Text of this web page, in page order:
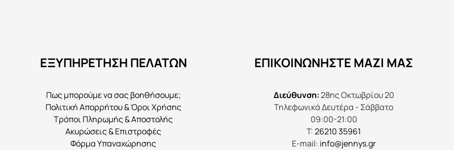
μπορούν
στη
σελίδα
του
προϊόντος
ΕΞΥΠΗΡΕΤΗΣΗ ΠΕΛΑΤΩΝ
Πως μπορούμε να σας βοηθήσουμε;
Πολιτική Απορρήτου & Όροι Χρήσης
Τρόποι Πληρωμής & Αποστολής
Ακυρώσεις & Επιστροφές
Φόρμα Υπαναχώρησης
ΕΠΙΚΟΙΝΩΝΉΣΤΕ ΜΑΖΊ ΜΑΣ
Διεύθυνση:28ης Οκτωβρίου 20
Τηλεφωνικά Δευτέρα - Σάββατο
09:00-21:00
Τ:26210 35961
E-mail: info@jennys.gr